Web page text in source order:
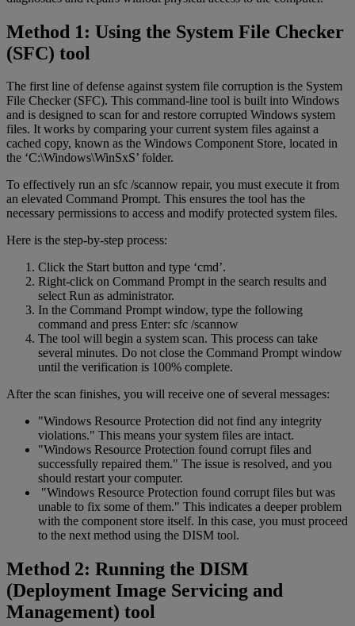
Method 1: Using the System File Checker
(SFC) tool
The first line of defense against system file corruption is the System
File Checker (SFC). This command-line tool is built into Windows
and is designed to scan for and restore corrupted Windows system
files. It works by comparing your current system files against a
cached copy, known as the Windows Component Store, located in
the ‘C:\Windows\WinSxS’ folder.
To effectively run an sfc /scannow repair, you must execute it from
an elevated Command Prompt. This ensures the tool has the
necessary permissions to access and modify protected system files.
Here is the step-by-step process:
Click the Start button and type ‘cmd’.
Right-click on Command Prompt in the search results and
select Run as administrator.
In the Command Prompt window, type the following
command and press Enter: sfc /scannow
The tool will begin a system scan. This process can take
several minutes. Do not close the Command Prompt window
until the verification is 100% complete.
After the scan finishes, you will receive one of several messages:
"Windows Resource Protection did not find any integrity
violations." This means your system files are intact.
"Windows Resource Protection found corrupt files and
successfully repaired them." The issue is resolved, and you
should restart your computer.
"Windows Resource Protection found corrupt files but was
unable to fix some of them." This indicates a deeper problem
with the component store itself. In this case, you must proceed
to the next method using the DISM tool.
Method 2: Running the DISM
(Deployment Image Servicing and
Management) tool